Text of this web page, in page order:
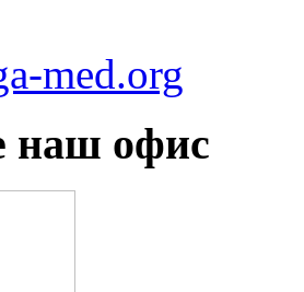
med.org
наш офис